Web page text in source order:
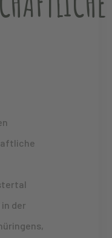
der